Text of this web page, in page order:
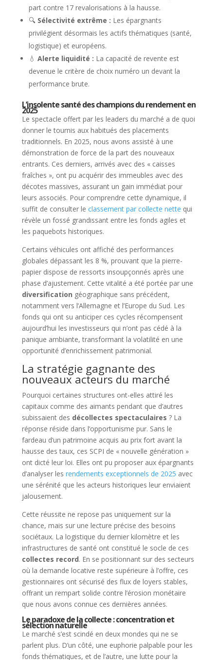
part contre 17 revalorisations à la hausse.
🔍 Sélectivité extrême : Les épargnants
privilégient désormais les actifs thématiques (santé,
logistique) et européens.
💧 Alerte liquidité : La capacité de revente est
devenue le critère de choix numéro un devant la
performance brute.
L’insolente santé des champions du rendement en
2025
Le spectacle offert par les leaders du marché a de quoi
donner le tournis aux habitués des placements
traditionnels. En 2025, nous avons assisté à une
démonstration de force de la part des nouveaux
entrants. Ces derniers, arrivés avec des « caisses
fraîches », ont pu acquérir des immeubles avec des
décotes massives, assurant un gain immédiat pour
leurs associés. Pour comprendre cette dynamique, il
suffit de consulter le classement par collecte nette qui
révèle un fossé grandissant entre les fonds agiles et
les paquebots historiques.
Certains véhicules ont affiché des performances
globales dépassant les 8 %, prouvant que la pierre-
papier dispose de ressorts insoupçonnés après une
phase d’ajustement. Cette vitalité a été portée par une
diversification géographique sans précédent,
notamment vers l’Allemagne et l’Europe du Sud. Les
fonds qui ont su anticiper ces cycles récompensent
aujourd’hui les investisseurs qui n’ont pas cédé à la
panique ambiante, transformant la volatilité en une
opportunité d’enrichissement patrimonial.
La stratégie gagnante des
nouveaux acteurs du marché
Pourquoi certaines structures ont-elles attiré les
capitaux comme des aimants pendant que d’autres
subissaient des décollectes spectaculaires ? La
réponse réside dans l’opportunisme pur. Sans le
fardeau d’un patrimoine acquis au prix fort avant la
hausse des taux, ces SCPI de « nouvelle génération »
ont dicté leur loi. Elles ont pu proposer aux épargnants
d’analyser les rendements exceptionnels de 2025 avec
une sérénité que les acteurs historiques leur enviaient
jalousement.
Cette réussite ne repose pas uniquement sur la
chance, mais sur une lecture précise des besoins
sociétaux. La logistique du dernier kilomètre et les
infrastructures de santé ont constitué le socle de ces
collectes record. En se positionnant sur des secteurs
où la demande locative reste supérieure à l’offre, ces
gestionnaires ont sécurisé des flux de loyers stables,
offrant un rempart solide contre l’érosion monétaire
que nous avons connue ces dernières années.
Le paradoxe de la collecte : concentration et
sélection naturelle
Le marché s’est scindé en deux mondes qui ne se
parlent plus. D’un côté, une euphorie palpable pour les
fonds thématiques, et de l’autre, une lutte pour la